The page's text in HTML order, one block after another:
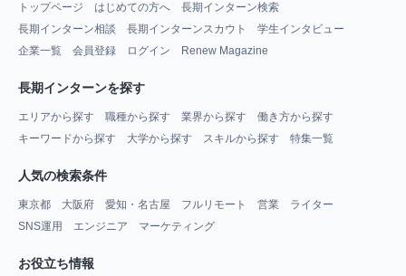
トップページ はじめての方へ
長期インターン検索
長期インターン相談
長期インターンスカウト
学生インタビュー
企業一覧
会員登録 ログイン Renew Magazine
長期インターンを探す
エリアから探す 職種から探す 業界から探す
働き方から探す
キーワードから探す
大学から探す スキルから探す 特集一覧
人気の検索条件
東京都 大阪府 愛知・名古屋 フルリモート 営業
ライター
SNS運用
エンジニア マーケティング
お役立ち情報